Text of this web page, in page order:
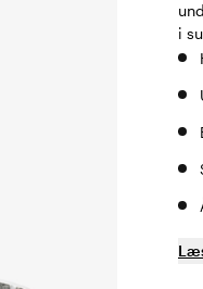
i